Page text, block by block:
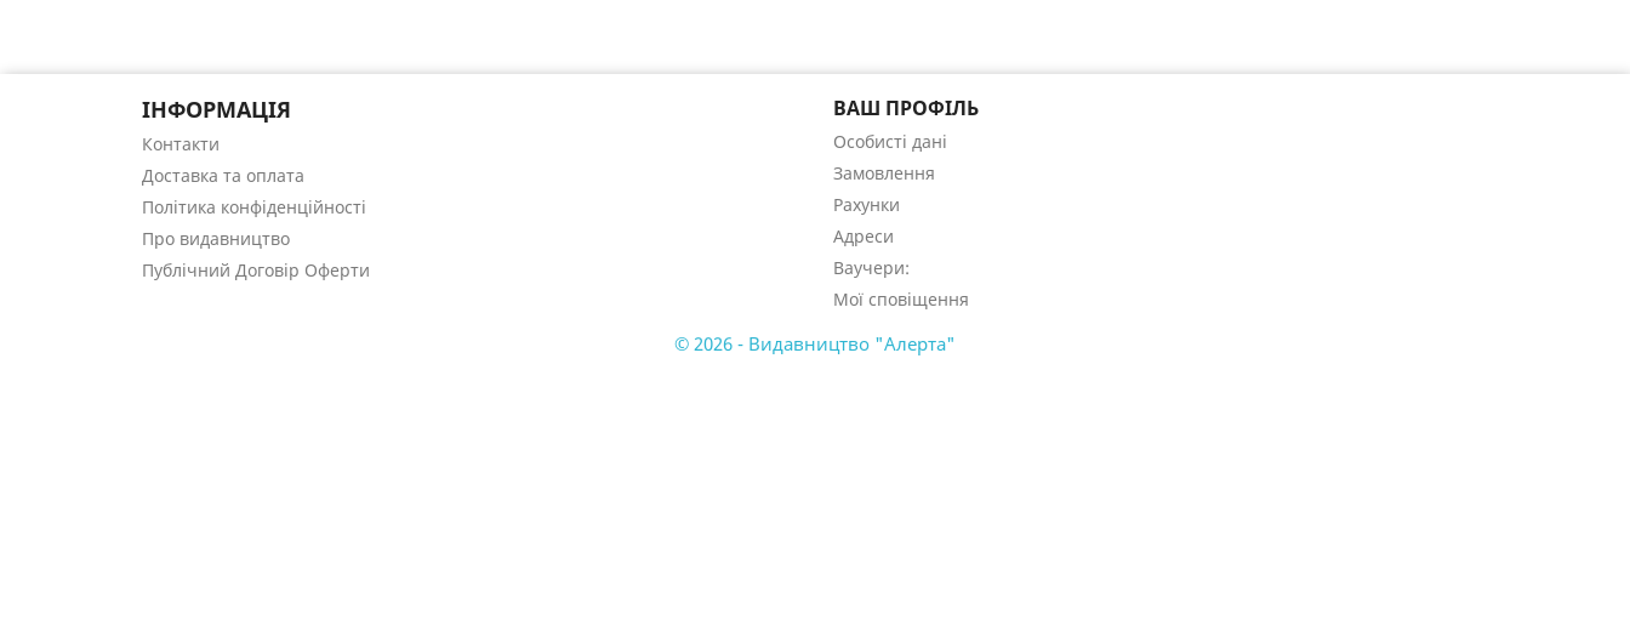
ІНФОРМАЦІЯ
Контакти
Доставка та оплата
Політика конфіденційності
Про видавництво
Публічний Договір Оферти
ВАШ ПРОФІЛЬ
Особисті дані
Замовлення
Рахунки
Адреси
Ваучери:
Мої сповіщення
© 2026 - Видавництво "Алерта"